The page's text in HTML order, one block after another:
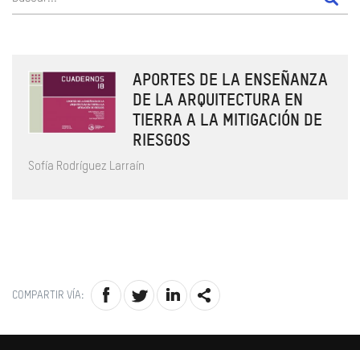
APORTES DE LA ENSEÑANZA
DE LA ARQUITECTURA EN
TIERRA A LA MITIGACIÓN DE
RIESGOS
Sofía Rodríguez Larraín
COMPARTIR VÍA: